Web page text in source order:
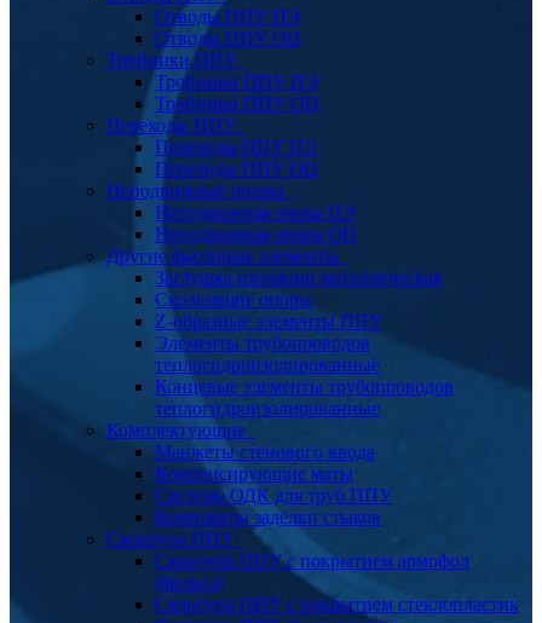
Отводы ППУ ПЭ
Отводы ППУ ОЦ
Тройники ППУ
Тройники ППУ ПЭ
Тройники ППУ ОЦ
Переходы ППУ
Переходы ППУ ПЭ
Переходы ППУ ОЦ
Неподвижные опоры
Неподвижная опора ПЭ
Неподвижная опора ОЦ
Другие фасонные элементы
Заглушка изоляции металлическая
Скользящие опоры
Z-образные элементы ППУ
Элементы трубопроводов
теплогидроизолированные
Концевые элементы трубопроводов
теплогидроизолированные
Комплектующие
Манжеты стенового ввода
Компенсирующие маты
Система ОДК для труб ППУ
Комплекты заделки стыков
Скорлупа ППУ
Скорлупа ППУ с покрытием армофол
(фольга)
Скорлупа ППУ с покрытием стеклопластик